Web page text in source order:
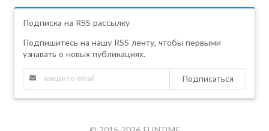
Подписка на RSS рассылку
Подпишитесь на нашу RSS ленту, чтобы первыми
узнавать о новых публикациях.
Подписаться